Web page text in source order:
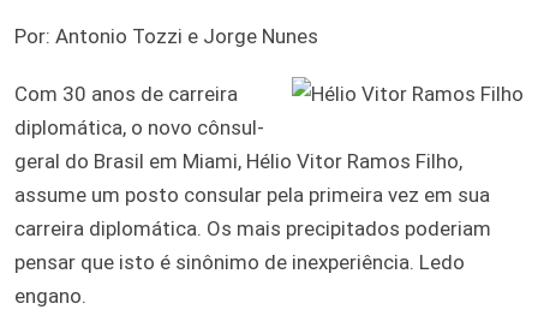
Por: Antonio Tozzi e Jorge Nunes
Com 30 anos de carreira
diplomática, o novo cônsul-
geral do Brasil em Miami, Hélio Vitor Ramos Filho,
assume um posto consular pela primeira vez em sua
carreira diplomática. Os mais precipitados poderiam
pensar que isto é sinônimo de inexperiência. Ledo
engano.